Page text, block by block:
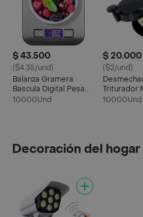
$ 43.500
($4.35/und)
Balanza Gramera
Bascula Digital Pesa
Cocina Acero
10000Und
$ 20.000
($2/und)
Triturador
Carne
10000Und
Decoración del hogar